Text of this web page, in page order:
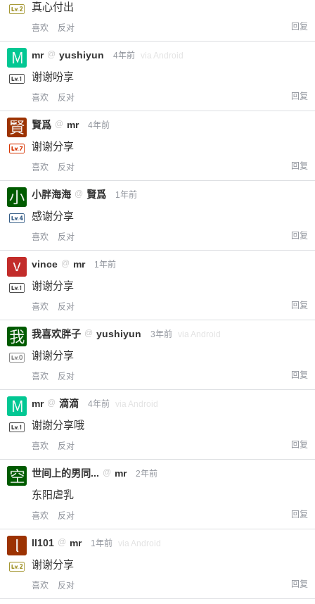
20 50 自定义
真心付出
喜欢 反对 回复
mr @ yushiyun 4年前 via Android
谢谢吩享
喜欢 反对 回复
賢爲 @ mr 4年前
谢谢分享
喜欢 反对 回复
小胖海海 @ 賢爲 1年前
感谢分享
喜欢 反对 回复
vince @ mr 1年前
谢谢分享
喜欢 反对 回复
我喜欢胖子 @ yushiyun 3年前 via Android
谢谢分享
喜欢 反对 回复
mr @ 滴滴 4年前 via Android
谢謝分享哦
喜欢 反对 回复
世间上的男同... @ mr 2年前
东阳虐乳
喜欢 反对 回复
ll101 @ mr 1年前 via Android
谢谢分享
喜欢 反对 回复